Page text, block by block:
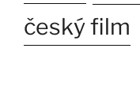
český film